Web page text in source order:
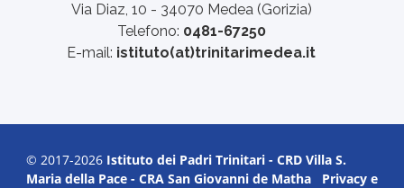
Via Diaz, 10 - 34070 Medea (Gorizia)
Telefono: 0481-67250
E-mail: istituto(at)trinitarimedea.it
© 2017-2026 Istituto dei Padri Trinitari - CRD Villa S.
Maria della Pace - CRA San Giovanni de Matha
Privacy e